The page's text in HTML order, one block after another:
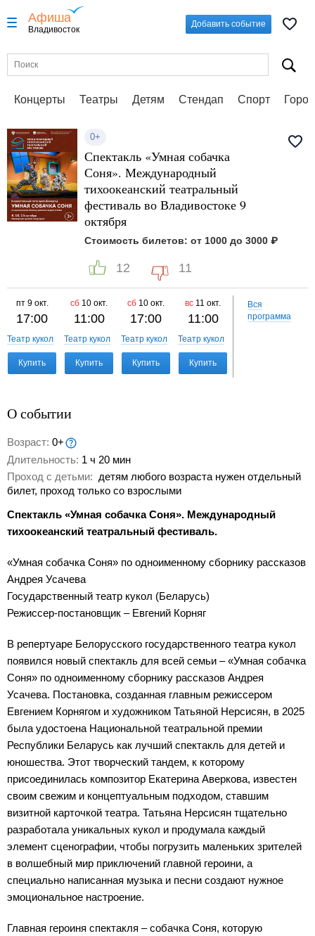
Афиша
Владивосток
Добавить событие
Концерты Театры Детям Стендап Спорт
0+
Спектакль «Умная собачка
Соня». Международный
тихоокеанский театральный
фестиваль во Владивостоке 9
октября
Стоимость билетов: от 1000 до 3000 ₽
12 11
пт 9 окт.
17:00
Театр кукол
Купить
сб 10 окт.
11:00
Театр кукол
Купить
сб 10 окт.
17:00
Театр кукол
Купить
вс 11 окт.
11:00
Театр кукол
Купить
вс11 окт.
17:00
Вся
программа
О событии
Возраст: 0+
Длительность: 1 ч 20 мин
Проход с детьми: детям любого возраста нужен отдельный
билет, проход только со взрослыми
Спектакль «Умная собачка Соня». Международный
тихоокеанский театральный фестиваль.
«Умная собачка Соня» по одноименному сборнику рассказов
Андрея Усачева
Государственный театр кукол (Беларусь)
Режиссер-постановщик – Евгений Корняг
В репертуаре Белорусского государственного театра кукол
появился новый спектакль для всей семьи – «Умная собачка
Соня» по одноименному сборнику рассказов Андрея
Усачева. Постановка, созданная главным режиссером
Евгением Корнягом и художником Татьяной Нерсисян, в 2025
была удостоена Национальной театральной премии
Республики Беларусь как лучший спектакль для детей и
юношества. Этот творческий тандем, к которому
присоединилась композитор Екатерина Аверкова, известен
своим свежим и концептуальным подходом, ставшим
визитной карточкой театра. Татьяна Нерсисян тщательно
разработала уникальных кукол и продумала каждый
элемент сценографии, чтобы погрузить маленьких зрителей
в волшебный мир приключений главной героини, а
специально написанная музыка и песни создают нужное
эмоциональное настроение.
Главная героиня спектакля – собачка Соня, которую